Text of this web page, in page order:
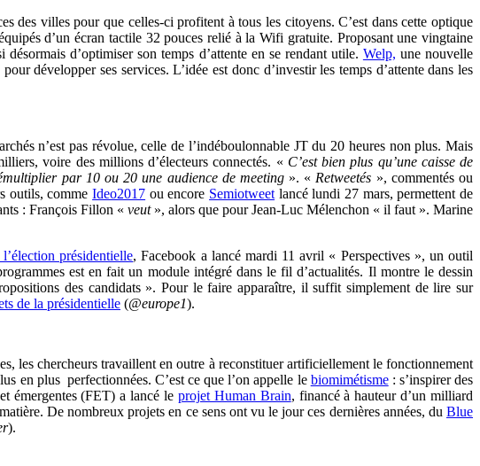
des villes pour que celles-ci profitent à tous les citoyens. C’est dans cette optique
d’un écran tactile 32 pouces relié à la Wifi gratuite. Proposant une vingtaine
d’optimiser son temps d’attente en se rendant utile. Welp, une nouvelle
développer ses services. L’idée est donc d’investir les temps d’attente dans les
n’est pas révolue, celle de l’indéboulonnable JT du 20 heures non plus. Mais
voire des millions d’électeurs connectés. « C’est bien plus qu’une caisse de
par 10 ou 20 une audience de meeting». « Retweetés », commentés ou
outils, commeIdeo2017 ou encore Semiotweet lancé lundi 27 mars, permettent de
: François Fillon « veut», alors que pour Jean-Luc Mélenchon « il faut ». Marine
présidentielle, Facebook a lancé mardi 11 avril « Perspectives », un outil
est en fait un module intégré dans le fil d’actualités. Il montre le dessin
des candidats ». Pour le faire apparaître, il suffit simplement de lire sur
de la présidentielle (@europe1).
les chercheurs travaillent en outre à reconstituer artificiellement le fonctionnement
en plus perfectionnées. C’est ce que l’on appelle le biomimétisme: s’inspirer des
émergentes (FET) a lancé le projet Human Brain, financé à hauteur d’un milliard
De nombreux projets en ce sens ont vu le jour ces dernières années, du Blue
).